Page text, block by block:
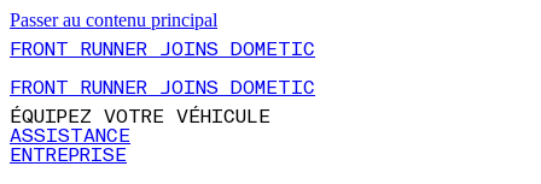
Passer au contenu principal
FRONT RUNNER JOINS DOMETIC
FRONT RUNNER JOINS DOMETIC
ÉQUIPEZ VOTRE VÉHICULE
ASSISTANCE
ENTREPRISE